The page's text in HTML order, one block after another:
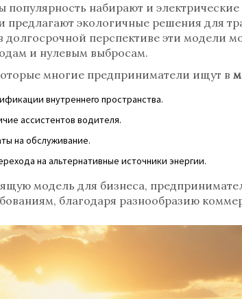
популярность набирают и
экологичные решения для
перспективе эти модели
и нулевым выбросам.
многие предприниматели ищут в
внутреннего пространства.
ассистентов водителя.
на обслуживание.
на альтернативные источники энергии.
модель для бизнеса,
благодаря разнообразию